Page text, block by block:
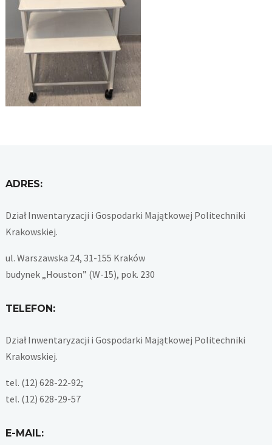
ADRES:
Dział Inwentaryzacji i Gospodarki Majątkowej Politechniki
Krakowskiej.
ul. Warszawska 24, 31-155 Kraków
budynek „Houston” (W-15), pok. 230
TELEFON:
Dział Inwentaryzacji i Gospodarki Majątkowej Politechniki
Krakowskiej.
tel. (12) 628-22-92;
tel. (12) 628-29-57
E-MAIL: